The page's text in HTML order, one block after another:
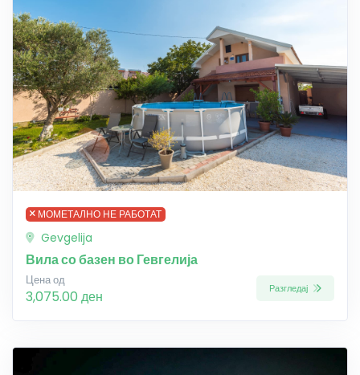
МОМЕТАЛНО НЕ РАБОТАТ
Gevgelija
Вила со базен во Гевгелија
Цена од
3,075.00 ден Разгледај